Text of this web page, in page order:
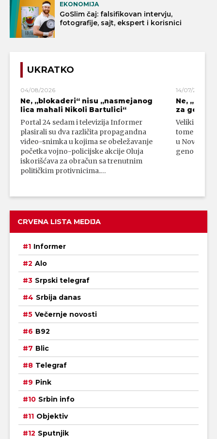
EKONOMIJA
GoSlim čaj: falsifikovan intervju,
fotografije, sajt, ekspert i korisnici
UKRATKO
04/08/2026
Ne, „blokaderi“ nisu „nasmejanog
lica mahali Nikoli Bartulici“
Portal 24 sedam i televizija Informer
plasirali su dva različita propagandna
video-snimka u kojima se obeležavanje
početka vojno-policijske akcije Oluja
iskorišćava za obračun sa trenutnim
političkim protivnicima.…
14/07/2026
Ne,
za
Veliki broj
tome da su
u Novom
genocidni
CRVENA LISTA MEDIJA
Informer
Alo
Srpski telegraf
Srbija danas
Večernje novosti
B92
Blic
Telegraf
Pink
Srbin info
Objektiv
Sputnjik